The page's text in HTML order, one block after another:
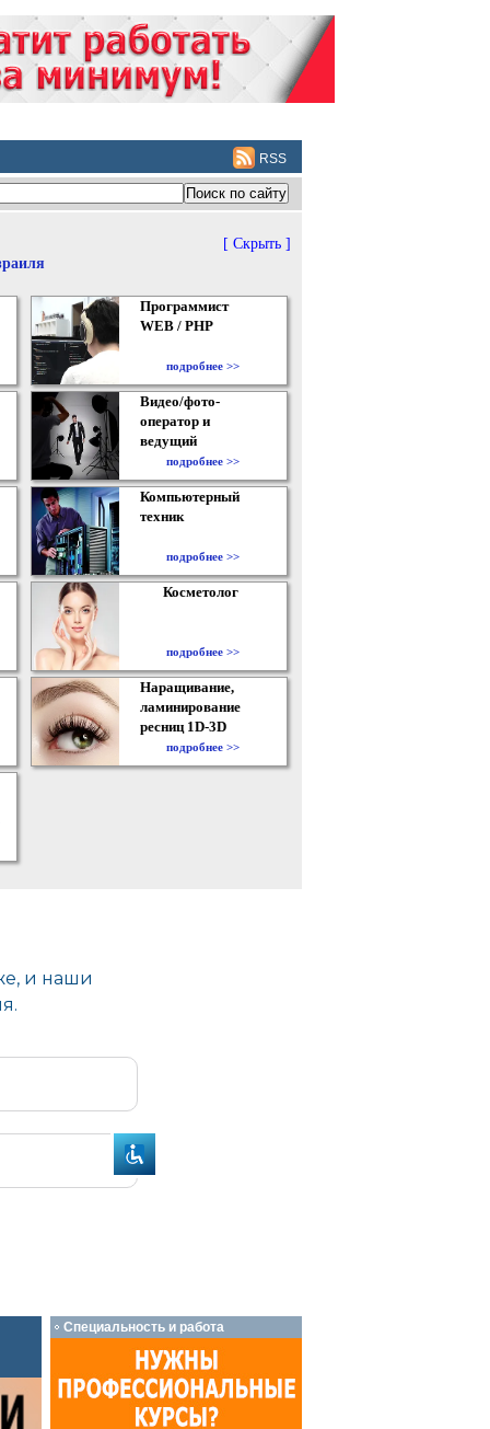
RSS
[ Скрыть ]
Программист
WEB / PHP
подробнее >>
Видео/фото-
оператор и
ведущий
подробнее >>
Компьютерный
техник
подробнее >>
Косметолог
подробнее >>
Наращивание,
ламинирование
ресниц 1D-3D
подробнее >>
Специальность и работа